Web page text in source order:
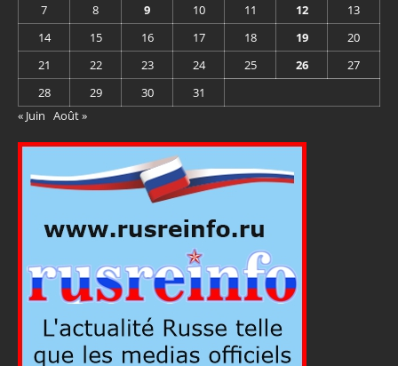
7
8 9 10 11 12
13
14
15 16 17 18 19
20
21
22 23 24 25 26
27
28
29 30
31
« Juin Août »